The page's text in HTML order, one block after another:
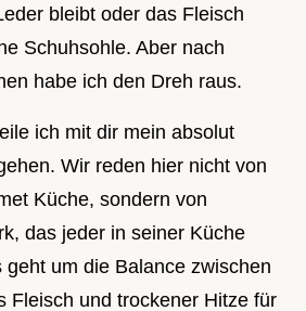
bleibt oder das Fleisch
Schuhsohle. Aber nach
habe ich den Dreh raus.
ich mit dir mein absolut
Wir reden hier nicht von
Küche, sondern von
das jeder in seiner Küche
geht um die Balance zwischen
Fleisch und trockener Hitze für